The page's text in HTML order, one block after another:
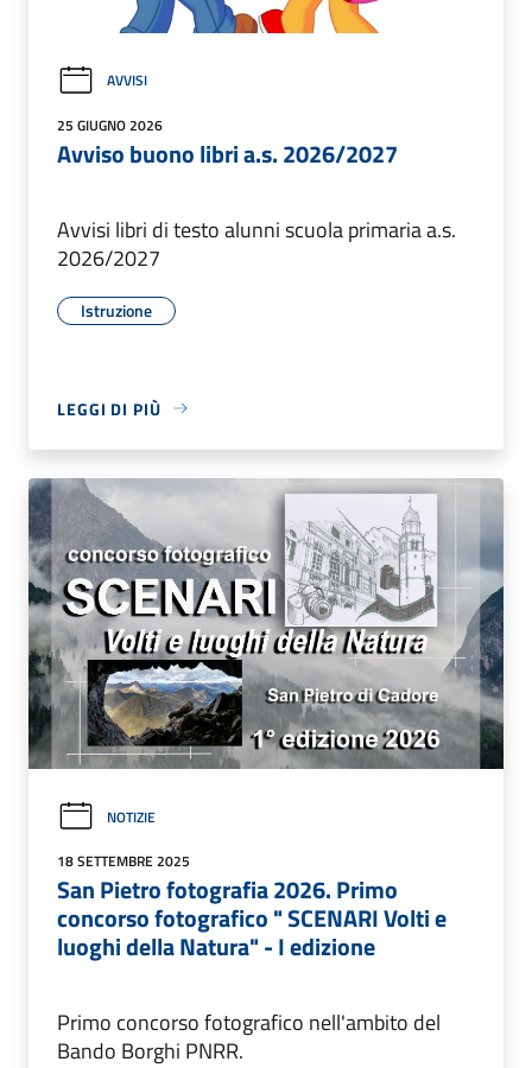
AVVISI
25 GIUGNO 2026
Avviso buono libri a.s. 2026/2027
Avvisi libri di testo alunni scuola primaria a.s.
2026/2027
Istruzione
LEGGI DI PIÙ
NOTIZIE
18 SETTEMBRE 2025
San Pietro fotografia 2026. Primo
concorso fotografico " SCENARI Volti e
luoghi della Natura" - I edizione
Primo concorso fotografico nell'ambito del
Bando Borghi PNRR.